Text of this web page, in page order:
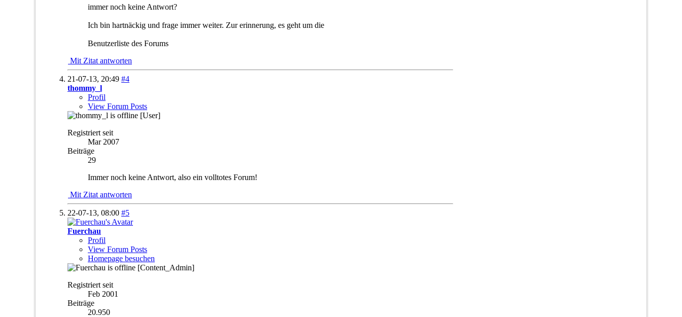
immer noch keine Antwort?
Ich bin hartnäckig und frage immer weiter. Zur erinnerung, es geht um die
Benutzerliste des Forums
Mit Zitat antworten
21-07-13, 20:49 #4
thommy_l
Profil
View Forum Posts
[User]
Registriert seit
Mar 2007
Beiträge
29
Immer noch keine Antwort, also ein volltotes Forum!
Mit Zitat antworten
22-07-13, 08:00 #5
Fuerchau
Profil
View Forum Posts
Homepage besuchen
[Content_Admin]
Registriert seit
Feb 2001
Beiträge
20.950